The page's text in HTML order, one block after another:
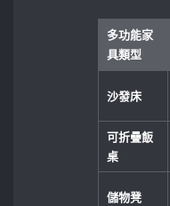
多功能家
具類型
沙發床
可折疊飯
桌
儲物凳